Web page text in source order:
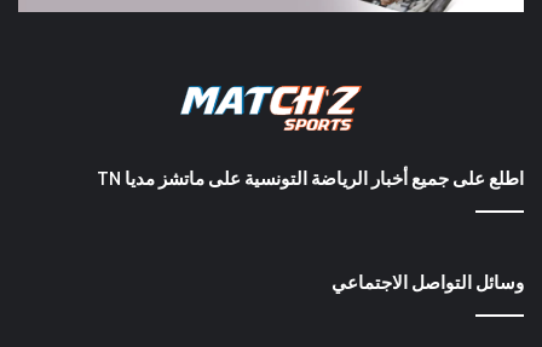
اطلع على جميع أخبار الرياضة التونسية على ماتشز مديا TN
وسائل التواصل الاجتماعي